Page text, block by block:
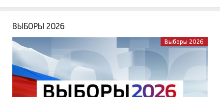
ВЫБОРЫ 2026
Выборы 2026